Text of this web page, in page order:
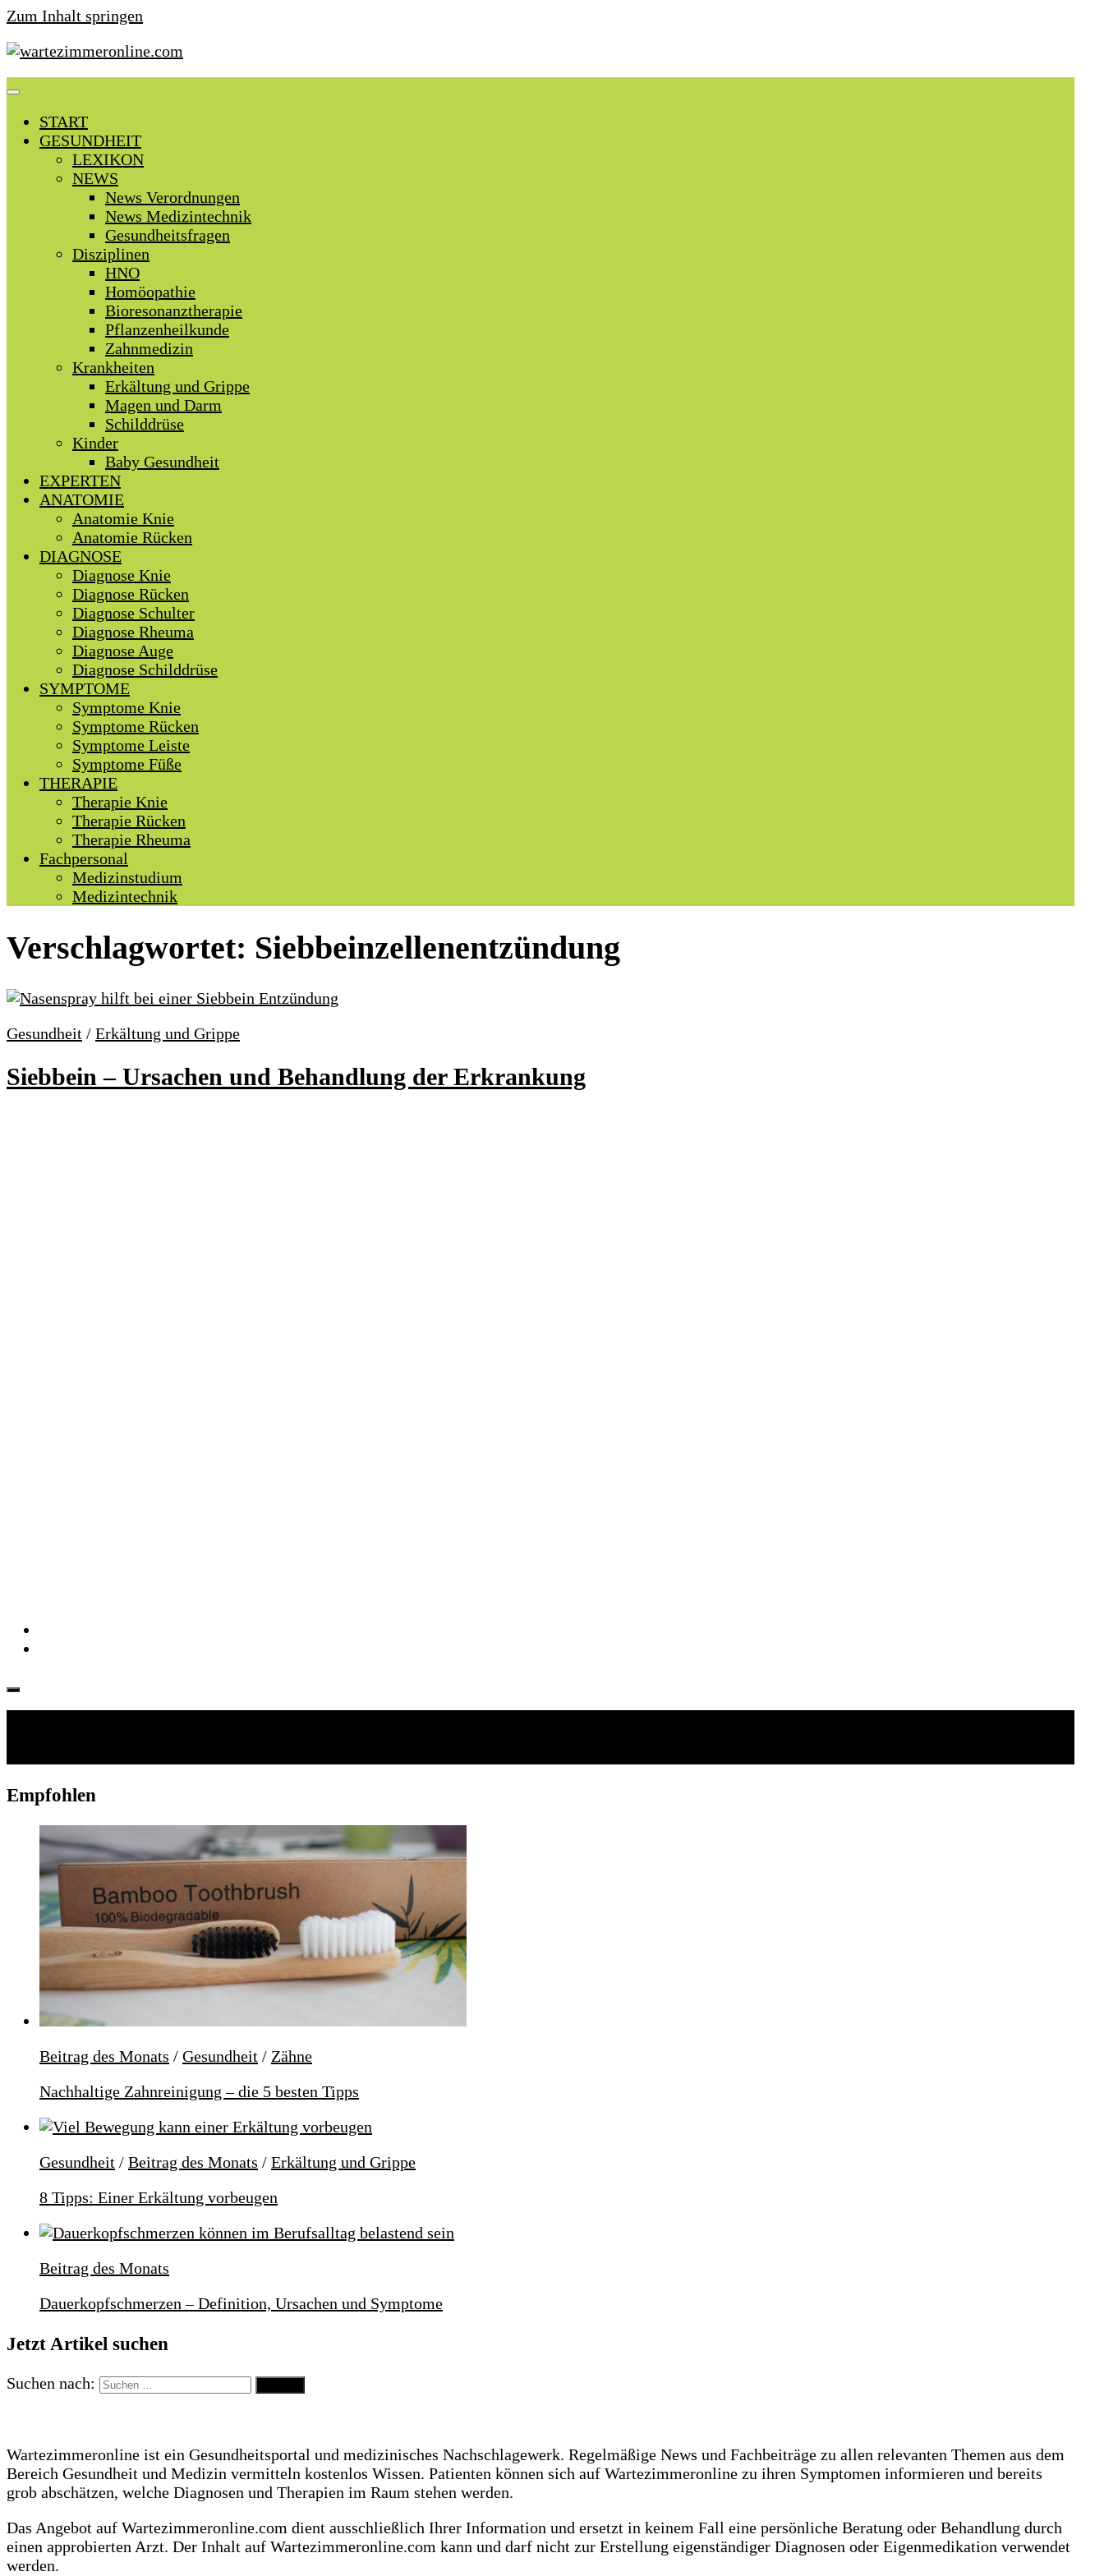
Zum Inhalt springen
START
GESUNDHEIT
LEXIKON
NEWS
News Verordnungen
News Medizintechnik
Gesundheitsfragen
Disziplinen
HNO
Homöopathie
Bioresonanztherapie
Pflanzenheilkunde
Zahnmedizin
Krankheiten
Erkältung und Grippe
Magen und Darm
Schilddrüse
Kinder
Baby Gesundheit
EXPERTEN
ANATOMIE
Anatomie Knie
Anatomie Rücken
DIAGNOSE
Diagnose Knie
Diagnose Rücken
Diagnose Schulter
Diagnose Rheuma
Diagnose Auge
Diagnose Schilddrüse
SYMPTOME
Symptome Knie
Symptome Rücken
Symptome Leiste
Symptome Füße
THERAPIE
Therapie Knie
Therapie Rücken
Therapie Rheuma
Fachpersonal
Medizinstudium
Medizintechnik
Verschlagwortet: Siebbeinzellenentzündung
Gesundheit / Erkältung und Grippe
Siebbein – Ursachen und Behandlung der Erkrankung
Empfohlen
Beitrag des Monats / Gesundheit / Zähne
Nachhaltige Zahnreinigung – die 5 besten Tipps
Gesundheit / Beitrag des Monats / Erkältung und Grippe
8 Tipps: Einer Erkältung vorbeugen
Beitrag des Monats
Dauerkopfschmerzen – Definition, Ursachen und Symptome
Jetzt Artikel suchen
Suchen nach:
Wartezimmeronline ist ein Gesundheitsportal und medizinisches Nachschlagewerk. Regelmäßige News und Fachbeiträge zu allen relevanten Themen aus dem
Bereich Gesundheit und Medizin vermitteln kostenlos Wissen. Patienten können sich auf Wartezimmeronline zu ihren Symptomen informieren und bereits
grob abschätzen, welche Diagnosen und Therapien im Raum stehen werden.
Das Angebot auf Wartezimmeronline.com dient ausschließlich Ihrer Information und ersetzt in keinem Fall eine persönliche Beratung oder Behandlung durch
einen approbierten Arzt. Der Inhalt auf Wartezimmeronline.com kann und darf nicht zur Erstellung eigenständiger Diagnosen oder Eigenmedikation verwendet
werden.